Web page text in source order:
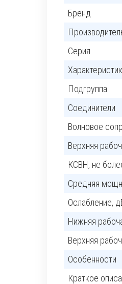
Бренд
Серия
Подгруппа
Соединители
Волновое
Верхняя
КСВН, не
Средняя
Ослабление,
Нижняя
Верхняя
Особенности
Краткое